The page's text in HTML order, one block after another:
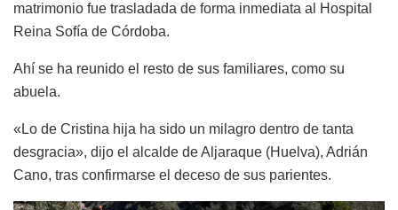
matrimonio fue trasladada de forma inmediata al Hospital
Reina Sofía de Córdoba.
Ahí se ha reunido el resto de sus familiares, como su
abuela.
«Lo de Cristina hija ha sido un milagro dentro de tanta
desgracia», dijo el alcalde de Aljaraque (Huelva), Adrián
Cano, tras confirmarse el deceso de sus parientes.